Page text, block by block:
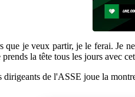
je veux partir, je le ferai. Je
la tête tous les jours avec
de l'ASSE joue la